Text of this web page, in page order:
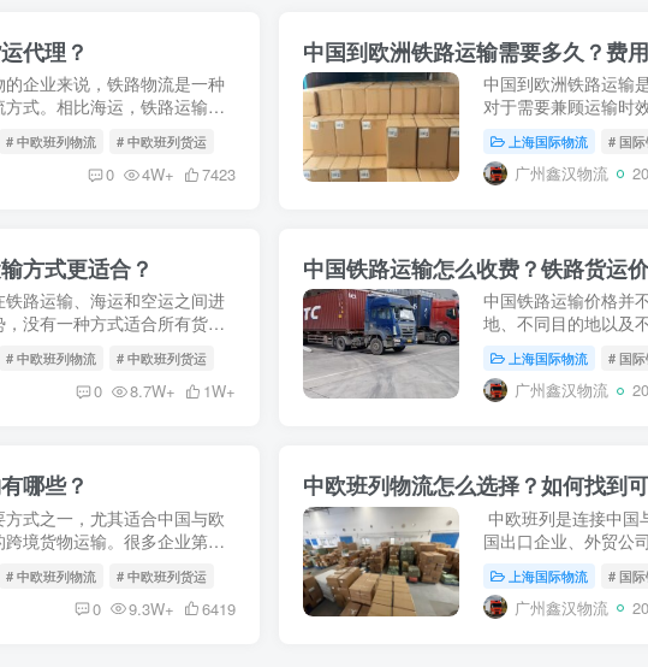
代理？
企业来说，铁路物流是一种
式。相比海运，铁路运输通
，铁路货运在大批量货物运
# 中欧班列物流 # 中欧班列货运
0 4W+ 7423
中国到欧洲铁路运输需要多久？费
中国到欧洲铁路运输
对于需要兼顾运输时
说，中欧铁路运输通
业第一次使用铁路物
上海国际物流 # 国
广州鑫汉物流
方式更适合？
路运输、海运和空运之间进
没有一种方式适合所有货
价格，还需要综合考虑运输
# 中欧班列物流 # 中欧班列货运
0 8.7W+ 1W+
中国铁路运输怎么收费？铁路货运
中国铁路运输价格并
地、不同目的地以及
能存在较大差异。对
简单的“铁路每公斤...
上海国际物流 # 国
广州鑫汉物流
哪些？
式之一，尤其适合中国与欧
境货物运输。很多企业第一
# 中欧班列物流 # 中欧班列货运
0 9.3W+ 6419
中欧班列物流怎么选择？如何找到
中欧班列是连接中国
国出口企业、外贸公
择。但中欧班列并不...
上海国际物流 # 国
广州鑫汉物流